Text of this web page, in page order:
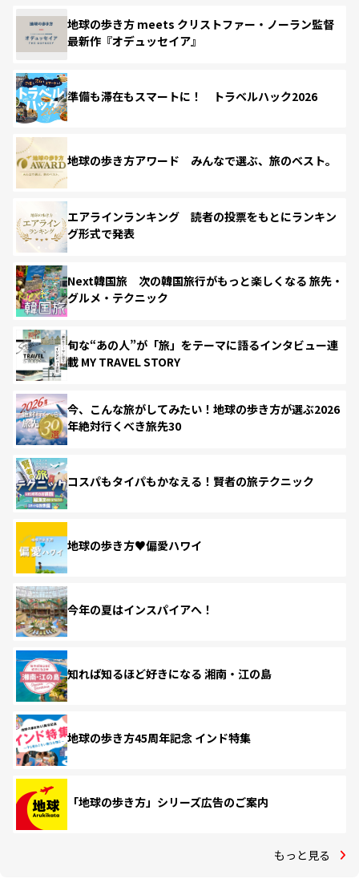
地球の歩き方 meets クリストファー・ノーラン監督
最新作『オデュッセイア』
準備も滞在もスマートに！ トラベルハック2026
地球の歩き方アワード みんなで選ぶ、旅のベスト。
エアラインランキング 読者の投票をもとにランキン
グ形式で発表
Next韓国旅 次の韓国旅行がもっと楽しくなる 旅先・
グルメ・テクニック
旬な“あの人”が「旅」をテーマに語るインタビュー連
載 MY TRAVEL STORY
今、こんな旅がしてみたい！地球の歩き方が選ぶ2026
年絶対行くべき旅先30
コスパもタイパもかなえる！賢者の旅テクニック
地球の歩き方♥偏愛ハワイ
今年の夏はインスパイアへ！
知れば知るほど好きになる 湘南・江の島
地球の歩き方45周年記念 インド特集
「地球の歩き方」シリーズ広告のご案内
もっと見る